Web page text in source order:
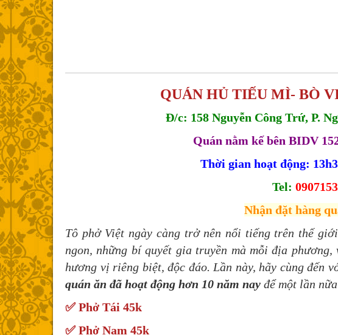
QUÁN HỦ TIẾU MÌ- BÒ
Đ/c: 158 Nguyễn Công Trứ, P.
Quán nằm kế bên BIDV
Thời gian hoạt động:
Tel:
Nhận đặt hàng
Tô phở Việt ngày càng trở nên nổi tiếng trên thế
ngon, những bí quyết gia truyền mà mỗi địa
hương vị riêng biệt, độc đáo. Lần này, hãy cùng đến
quán ăn đã hoạt động hơn 10 năm nay để một lần
✅ Phở Tái 45k
✅ Phở Nạm 45k